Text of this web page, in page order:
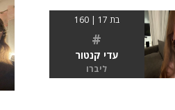
בת 17 | 160
#
עדי קנטור
ליברו